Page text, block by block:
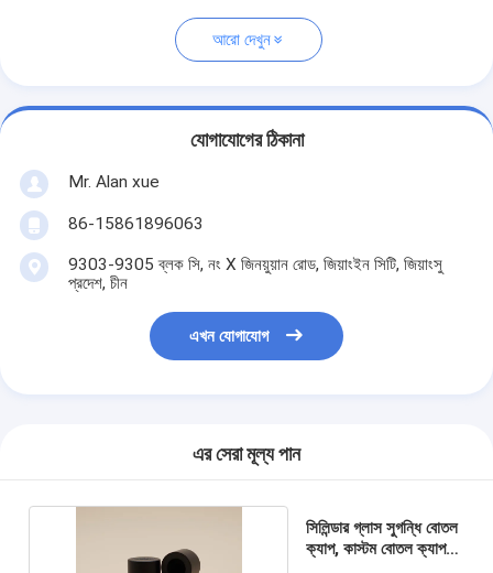
আরো দেখুন
যোগাযোগের ঠিকানা
Mr. Alan xue
86-15861896063
9303-9305 ব্লক সি, নং X জিনয়ুয়ান রোড, জিয়াংইন সিটি, জিয়াংসু
প্রদেশ, চীন
এখন যোগাযোগ
এর সেরা মূল্য পান
সিলিন্ডার গ্লাস সুগন্ধি বোতল
ক্যাপ, কাস্টম বোতল ক্যাপ